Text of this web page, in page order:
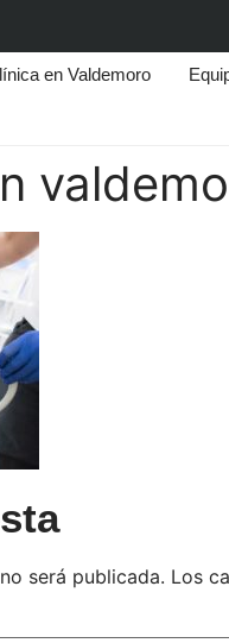
en Valdemoro
será publicada. Los